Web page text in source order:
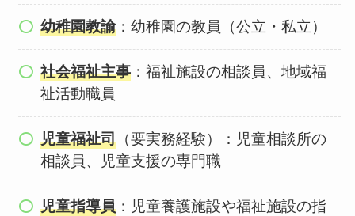
幼稚園教諭：幼稚園の教員（公立・私立）
社会福祉主事：福祉施設の相談員、地域福
祉活動職員
児童福祉司（要実務経験）：児童相談所の
相談員、児童支援の専門職
児童指導員：児童養護施設や福祉施設の指